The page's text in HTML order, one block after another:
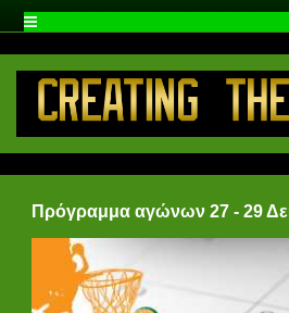
Πρόγραμμα αγώνων 27 - 29